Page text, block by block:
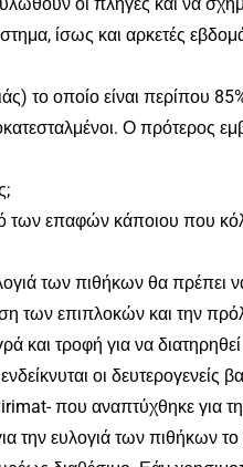
ίσως και αρκετές
το οποίο είναι περίπου
Ο πρότερος
των επαφών κάποιου που
των πιθήκων θα πρέπει
των επιπλοκών και την
και τροφή για να
οι δευτερογενείς
που αναπτύχθηκε για
ευλογιά των πιθήκων το